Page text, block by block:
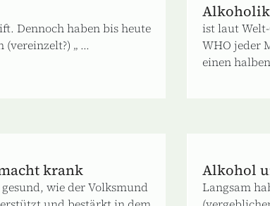
Dennoch haben bis heute
„ ...
ist laut
WHO jeder
einen
krank
wie der Volksmund
Alkohol
Langsam